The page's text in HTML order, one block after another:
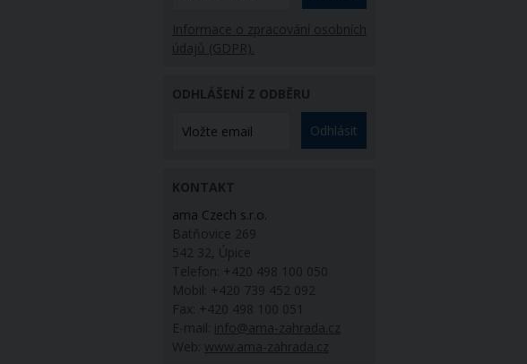
Informace o zpracování osobních
údajů (GDPR).
ODHLÁŠENÍ Z ODBĚRU
Odhlásit
KONTAKT
ama Czech s.r.o.
Batňovice 269
542 32, Úpice
Telefon: +420 498 100 050
Mobil: +420 739 452 092
Fax: +420 498 100 051
E-mail: info@ama-zahrada.cz
Web:
www.ama-zahrada.cz